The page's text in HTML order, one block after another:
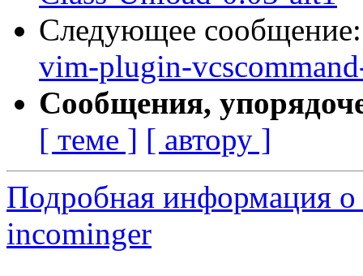
Следующее
vim-plugin-
Сообщения,
[ теме ] [ автору ]
Подробная информация о
incominger